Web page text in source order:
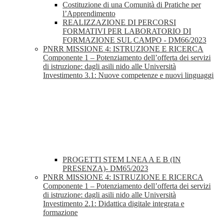
Costituzione di una Comunità di Pratiche per
l’Apprendimento
REALIZZAZIONE DI PERCORSI
FORMATIVI PER LABORATORIO DI
FORMAZIONE SUL CAMPO - DM66/2023
PNRR MISSIONE 4: ISTRUZIONE E RICERCA
Componente 1 – Potenziamento dell’offerta dei servizi
di istruzione: dagli asili nido alle Università
Investimento 3.1: Nuove competenze e nuovi linguaggi
PROGETTI STEM LNEA A E B (IN
PRESENZA)- DM65/2023
PNRR MISSIONE 4: ISTRUZIONE E RICERCA
Componente 1 – Potenziamento dell’offerta dei servizi
di istruzione: dagli asili nido alle Università
Investimento 2.1: Didattica digitale integrata e
formazione